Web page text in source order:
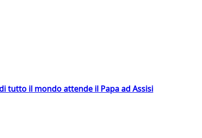
tutto il mondo attende il Papa ad Assisi